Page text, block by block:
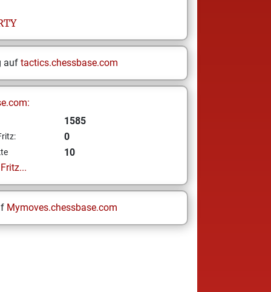
auf tactics.chessbase.com
1585
0
10
Mymoves.chessbase.com